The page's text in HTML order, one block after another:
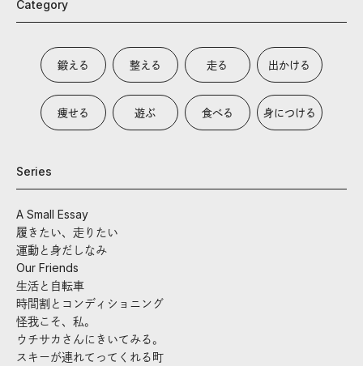
Category
鍛える 整える 走る 出かける
痩せる 遊ぶ 食べる 身につける
Series
A Small Essay
履きたい、走りたい
運動と身だしなみ
Our Friends
生活と自転車
時間割とコンディショニング
怪我こそ、私。
ウチサカさんにきいてみる。
スキーが連れてってくれる町